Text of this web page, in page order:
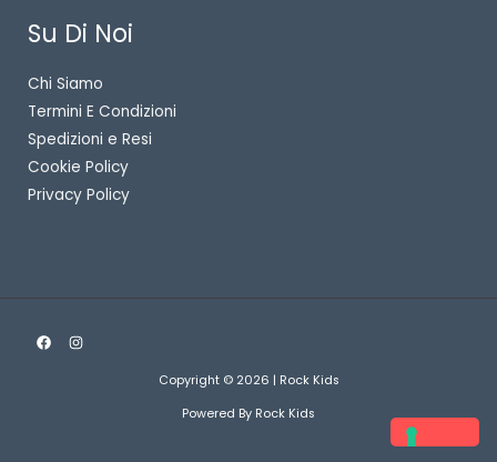
Su Di Noi
Chi Siamo
Termini E Condizioni
Spedizioni e Resi
Cookie Policy
Privacy Policy
Copyright © 2026 | Rock Kids
Powered By Rock Kids